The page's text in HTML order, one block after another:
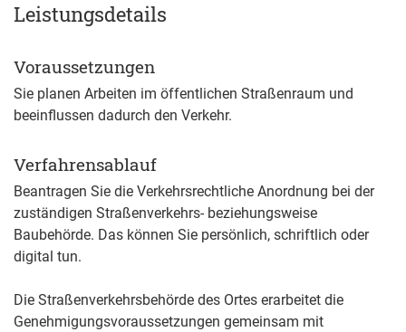
Leistungsdetails
Voraussetzungen
Sie planen Arbeiten im öffentlichen Straßenraum und
beeinflussen dadurch den Verkehr.
Verfahrensablauf
Beantragen Sie die Verkehrsrechtliche Anordnung bei der
zuständigen Straßenverkehrs- beziehungsweise
Baubehörde. Das können Sie persönlich, schriftlich oder
digital tun.
Die Straßenverkehrsbehörde des Ortes erarbeitet die
Genehmigungsvoraussetzungen gemeinsam mit